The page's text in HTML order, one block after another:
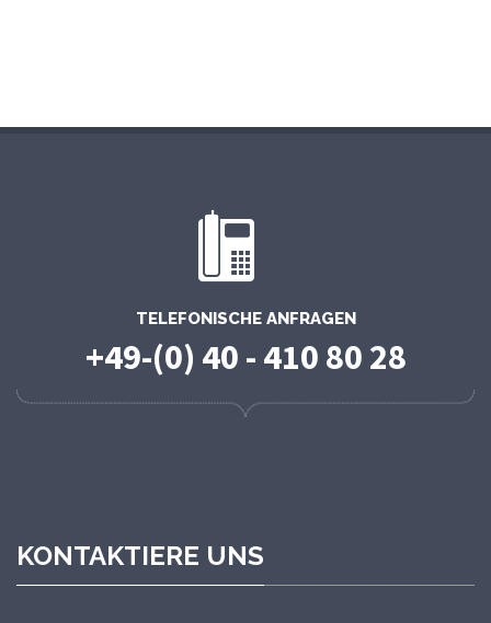
TELEFONISCHE ANFRAGEN
+49-(0) 40 - 410 80 28
KONTAKTIERE UNS